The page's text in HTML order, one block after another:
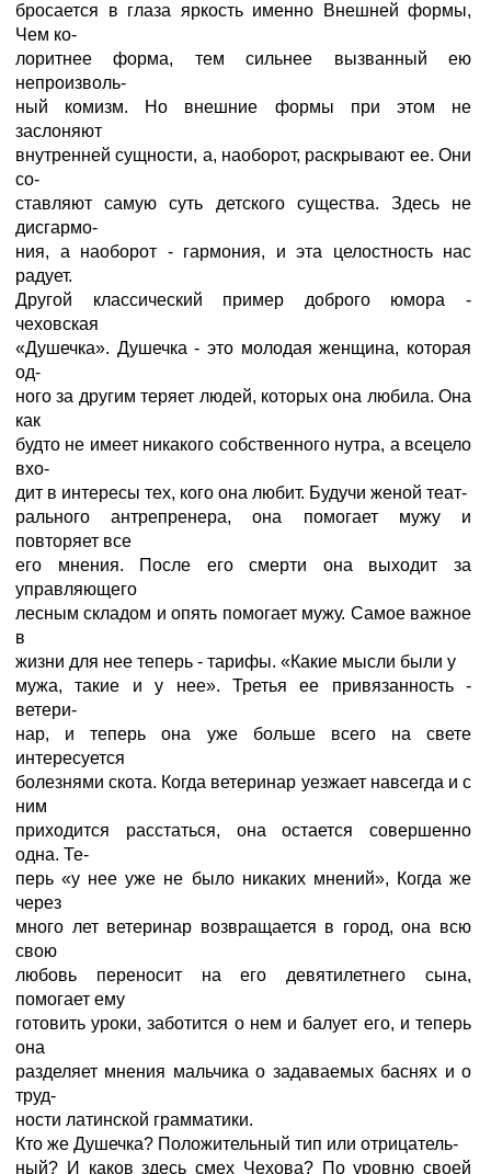
бросается в глаза яркость именно Внешней формы,
Чем ко-
лоритнее форма, тем сильнее вызванный ею
непроизволь-
ный комизм. Но внешние формы при этом не
заслоняют
внутренней сущности, а, наоборот, раскрывают ее. Они
со-
ставляют самую суть детского существа. Здесь не
дисгармо-
ния, а наоборот - гармония, и эта целостность нас
радует.
Другой классический пример доброго юмора -
чеховская
«Душечка». Душечка - это молодая женщина, которая
од-
ного за другим теряет людей, которых она любила. Она
как
будто не имеет никакого собственного нутра, а всецело
вхо-
дит в интересы тех, кого она любит. Будучи женой теат-
рального антрепренера, она помогает мужу и
повторяет все
его мнения. После его смерти она выходит за
управляющего
лесным складом и опять помогает мужу. Самое важное
в
жизни для нее теперь - тарифы. «Какие мысли были у
мужа, такие и у нее». Третья ее привязанность -
ветери-
нар, и теперь она уже больше всего на свете
интересуется
болезнями скота. Когда ветеринар уезжает навсегда и с
ним
приходится расстаться, она остается совершенно
одна. Те-
перь «у нее уже не было никаких мнений», Когда же
через
много лет ветеринар возвращается в город, она всю
свою
любовь переносит на его девятилетнего сына,
помогает ему
готовить уроки, заботится о нем и балует его, и теперь
она
разделяет мнения мальчика о задаваемых баснях и о
труд-
ности латинской грамматики.
Кто же Душечка? Положительный тип или отрицатель-
ный? И каков здесь смех Чехова? По уровню своей